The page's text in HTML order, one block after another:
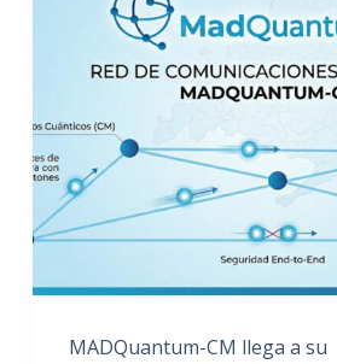
MADQuantum-CM llega a su